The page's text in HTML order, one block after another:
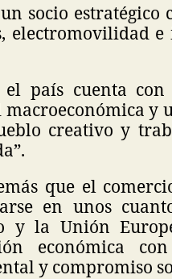
socio estratégico
electromovilidad
el país cuenta
macroeconómica
creativo y
que el
en unos
y la Unión
económica
y compromiso